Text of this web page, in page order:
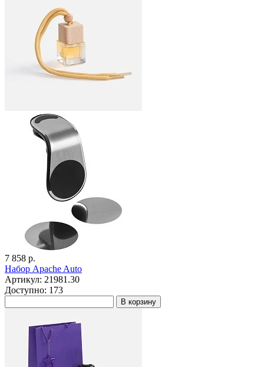
7 858 р.
Набор Apache Auto
Артикул: 21981.30
Доступно: 173
В корзину